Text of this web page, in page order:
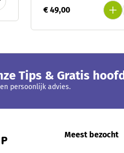
€ 49,00
Tips & Gratis
persoonlijk advies.
Meest bezocht